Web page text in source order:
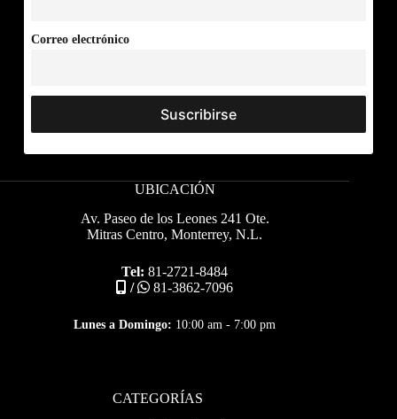
Correo electrónico
UBICACIÓN
Av. Paseo de los Leones 241 Ote.
Mitras Centro, Monterrey, N.L.
Tel: 81-2721-8484
/
81-3862-7096
Lunes a Domingo: 10:00 am - 7:00 pm
CATEGORÍAS